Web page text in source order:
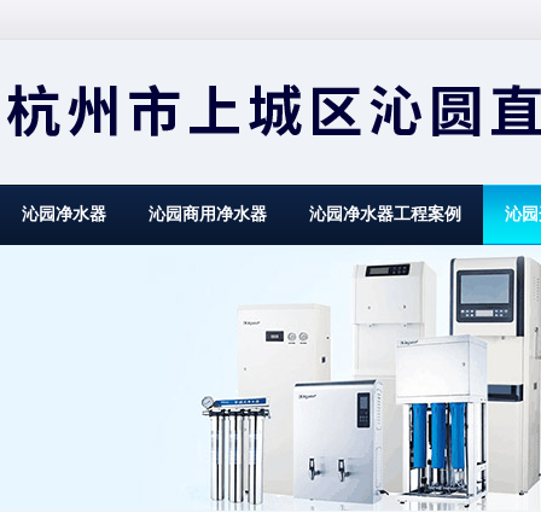
沁园净水器 沁园商用净水器 沁园净水器工程案例 沁